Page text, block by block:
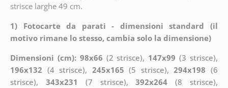
strisce larghe 49 cm.
1) Fotocarte da parati - dimensioni standard (il
motivo rimane lo stesso, cambia solo la dimensione)
Dimensioni (cm): 98x66 (2 strisce), 147x99 (3 strisce),
196x132 (4 strisce), 245x165 (5 strisce),294x198 (6
strisce), 343x231 (7 strisce),392x264 (8 strisce),